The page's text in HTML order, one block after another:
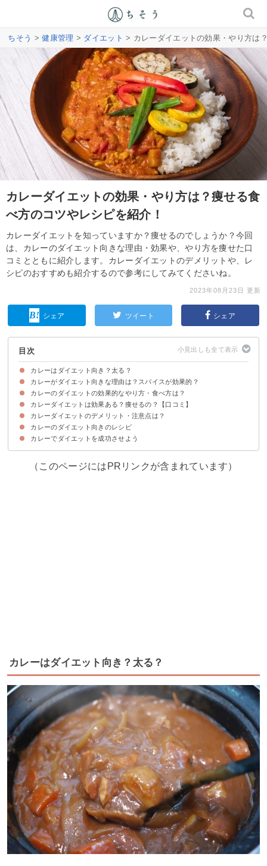
ちそう >健康管理 > ダイエット > カレーダイエットの効果・やり方は
カレーダイエットの効果・やり方は？痩せる食
べ方のコツやレシピを紹介！
カレーダイエットを知っていますか？痩せるのでしょうか？今回
は、カレーのダイエット向きな理由・効果や、やり方を痩せた口
コミとともに紹介します。カレーダイエットのデメリットや、レ
シピのおすすめも紹介するので参考にしてみてくださいね。
2023年08月23日 更新
シェア ツイート シェア
目次
カレーはダイエット向き？太る？
カレーがダイエット向きな理由は？スパイスが効果的？
①コレステロールの吸収を抑える
②代謝の向上
③血行を良くする
カレーのダイエットの効果的なやり方・食べ方は？
①食べるタイミングは朝か昼
②市販のルーよりスパイスから作る
③ご飯など糖質類は控えめにする
④よく噛んでゆっくり食べる
カレーダイエットは効果ある？痩せるの？【口コミ】
カレーダイエットで痩せた人の口コミ
カレーダイエットで痩せない・失敗した人の口コミ
カレーダイエットのデメリット・注意点は？
①作る過程で高カロリーな材料・調味料を使わない
②高カロリーなトッピングは入れない
カレーのダイエット向きのレシピ
①スパイス入りチキンカレー
②スープカレー
③豆腐カレー
④シーフードカレー
⑤おから入りカレー
カレーでダイエットを成功させよう
（このページにはPRリンクが含まれています）
カレーはダイエット向き？太る？